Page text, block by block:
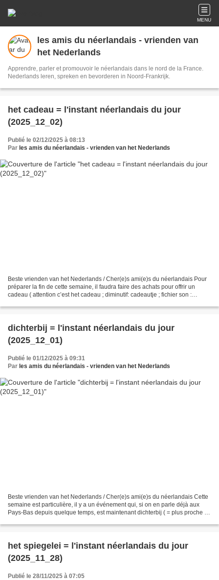
MENU
les amis du néerlandais - vrienden van
het Nederlands
Apprendre, parler et promouvoir le néerlandais dans le nord de la France.
Nederlands leren, spreken en bevorderen in Noord-Frankrijk.
het cadeau = l'instant néerlandais du jour
(2025_12_02)
Publié le 02/12/2025 à 08:13
Par les amis du néerlandais - vrienden van het Nederlands
Beste vrienden van het Nederlands / Cher(e)s ami(e)s du néerlandais Pour
préparer la fin de cette semaine, il faudra faire des achats pour offrir un
cadeau ( attention c’est het cadeau ; diminutif: cadeautje ; fichier son :
dichterbij = l'instant néerlandais du jour
(2025_12_01)
Publié le 01/12/2025 à 09:31
Par les amis du néerlandais - vrienden van het Nederlands
Beste vrienden van het Nederlands / Cher(e)s ami(e)s du néerlandais Cette
semaine est particulière, il y a un événement qui, si on en parle déjà aux
Pays-Bas depuis quelque temps, est maintenant dichterbij ( = plus proche ;
dichterbij.ogg...
het spiegelei = l'instant néerlandais du jour
(2025_11_28)
Publié le 28/11/2025 à 07:05